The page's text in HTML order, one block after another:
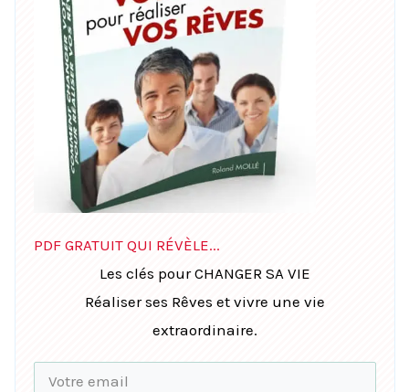
PDF GRATUIT QUI RÉVÈLE...
Les clés pour CHANGER SA VIE
Réaliser ses Rêves et vivre une vie
extraordinaire.